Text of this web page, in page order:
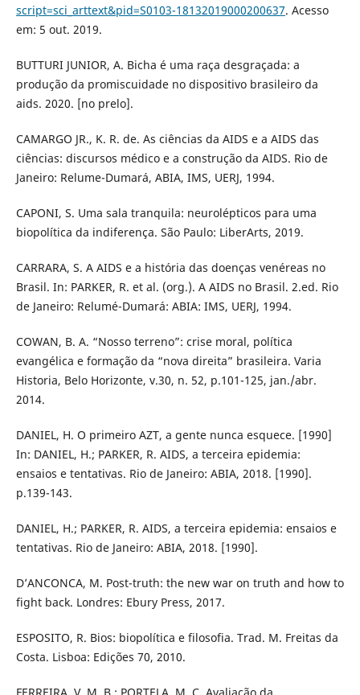
script=sci_arttext&pid=S0103-18132019000200637. Acesso
em: 5 out. 2019.
BUTTURI JUNIOR, A. Bicha é uma raça desgraçada: a
produção da promiscuidade no dispositivo brasileiro da
aids. 2020. [no prelo].
CAMARGO JR., K. R. de. As ciências da AIDS e a AIDS das
ciências: discursos médico e a construção da AIDS. Rio de
Janeiro: Relume-Dumará, ABIA, IMS, UERJ, 1994.
CAPONI, S. Uma sala tranquila: neurolépticos para uma
biopolítica da indiferença. São Paulo: LiberArts, 2019.
CARRARA, S. A AIDS e a história das doenças venéreas no
Brasil. In: PARKER, R. et al. (org.). A AIDS no Brasil. 2.ed. Rio
de Janeiro: Relumé-Dumará: ABIA: IMS, UERJ, 1994.
COWAN, B. A. “Nosso terreno”: crise moral, política
evangélica e formação da “nova direita” brasileira. Varia
Historia, Belo Horizonte, v.30, n. 52, p.101-125, jan./abr.
2014.
DANIEL, H. O primeiro AZT, a gente nunca esquece. [1990]
In: DANIEL, H.; PARKER, R. AIDS, a terceira epidemia:
ensaios e tentativas. Rio de Janeiro: ABIA, 2018. [1990].
p.139-143.
DANIEL, H.; PARKER, R. AIDS, a terceira epidemia: ensaios e
tentativas. Rio de Janeiro: ABIA, 2018. [1990].
D’ANCONCA, M. Post-truth: the new war on truth and how to
fight back. Londres: Ebury Press, 2017.
ESPOSITO, R. Bios: biopolítica e filosofia. Trad. M. Freitas da
Costa. Lisboa: Edições 70, 2010.